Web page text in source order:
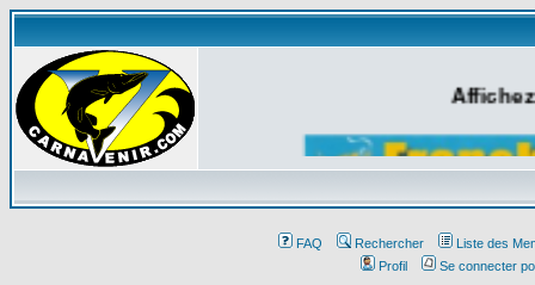
FAQ Rechercher
Liste des
Profil
Se connecter